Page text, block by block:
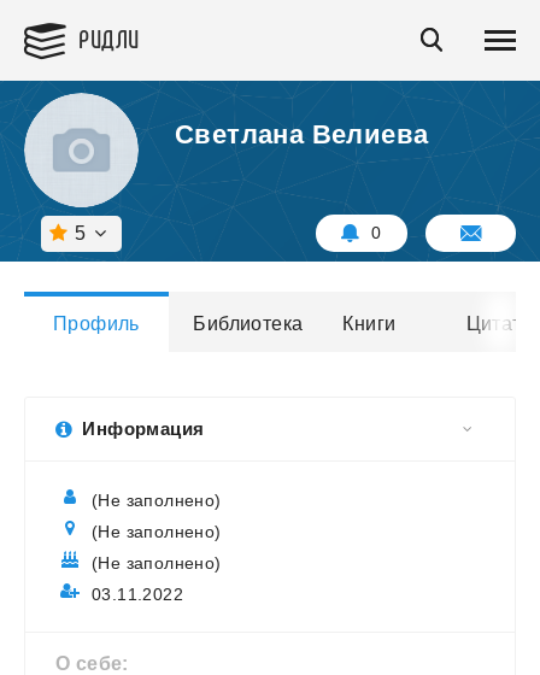
РИДЛИ
Светлана Велиева
5 0
Профиль Библиотека Книги Цитаты
Информация
(Не заполнено)
(Не заполнено)
(Не заполнено)
03.11.2022
О себе: